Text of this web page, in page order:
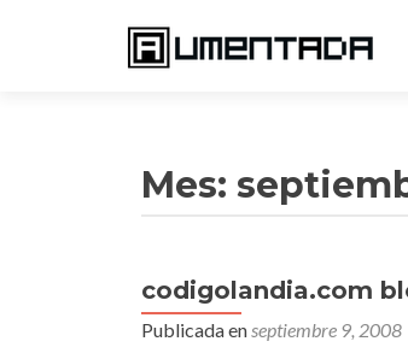
Mes:
codigolandia.com
Publicada enseptiembre 9, 2008
Navegación
de